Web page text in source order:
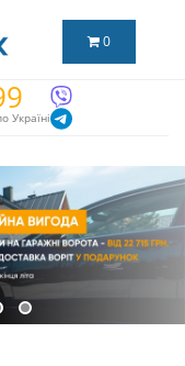
0
Україні